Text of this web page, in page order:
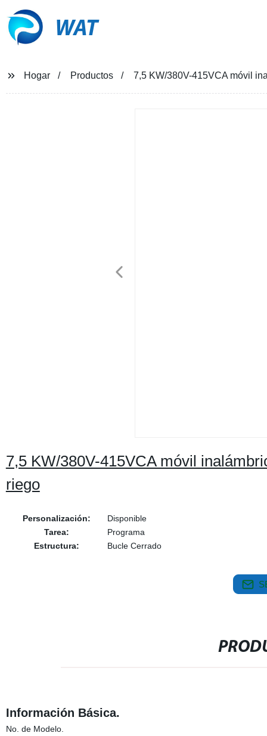
WAT
Hogar Productos 7,5 KW/380V-415VCA móvil
7,5 KW/380V-415VCA móvil
riego
Personalización:
Disponible
Tarea:
Programa
Estructura:
Bucle Cerrado
Información Básica.
No. de Modelo.